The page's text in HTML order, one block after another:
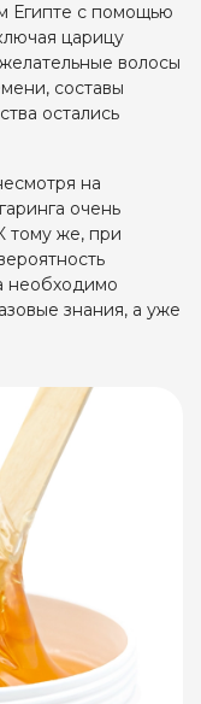
Египте с помощью
царицу
волосы
составы
остались
на
очень
тому же, при
необходимо
знания, а уже